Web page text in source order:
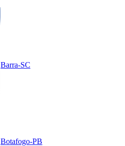
Barra-SC
Botafogo-PB